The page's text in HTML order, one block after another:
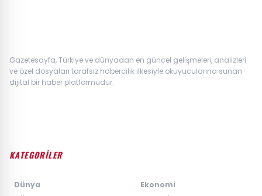
Gazetesayfa, Türkiye ve dünyadan en güncel gelişmeleri, analizleri
ve özel dosyaları tarafsız habercilik ilkesiyle okuyucularına sunan
dijital bir haber platformudur.
KATEGORİLER
Dünya
Ekonomi